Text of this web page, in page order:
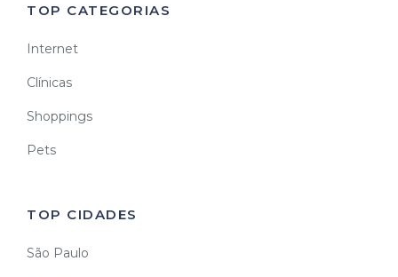
TOP CATEGORIAS
Internet
Clínicas
Shoppings
Pets
TOP CIDADES
São Paulo